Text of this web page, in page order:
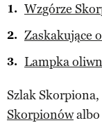
Wzgórze
Zaskakujące
Lampka
Szlak
Skorpionówalbo